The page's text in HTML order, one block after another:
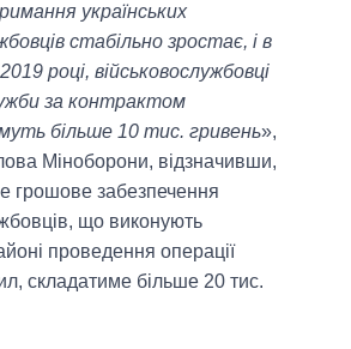
українських
стабільно зростає, і в
році, військовослужбовці
за контрактом
більше 10 тис. гривень»,
Міноборони, відзначивши,
грошове забезпечення
що виконують
проведення операції
складатиме більше 20 тис.